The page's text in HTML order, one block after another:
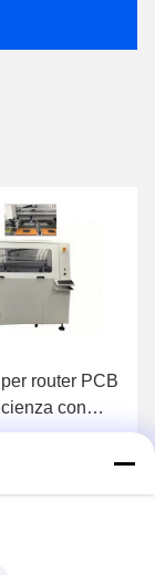
router PCB
con
610 mm x 500